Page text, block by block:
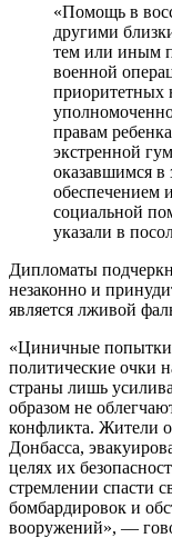
«Помощь в
другими
тем или иным
военной
приоритетных
правам
экстренной
оказавшимся в
обеспечением
социальной
указали в
Дипломаты
незаконно и
является лживой
«Циничные попытки
политические очки
страны лишь
образом не
конфликта. Жители
Донбасса,
целях их
стремлении спасти
бомбардировок и
вооружений», —